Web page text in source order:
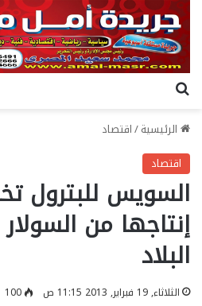
الرئيسية/اقتصاد
اقتصاد
السويس للبترول
إنتاجها من
البلاد
الثلاثاء, 19 فبراير, 2013 11:15 ص 100